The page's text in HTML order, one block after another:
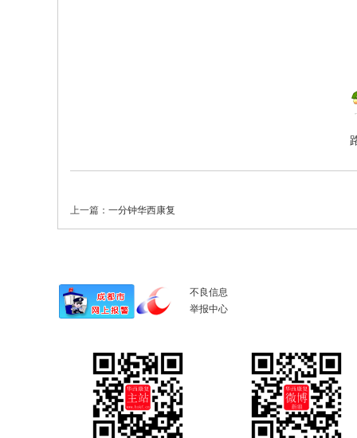
上一篇： 一分钟华西康复
不良信息
举报中心